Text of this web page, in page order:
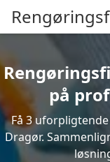
på
Få 3
Dragør.